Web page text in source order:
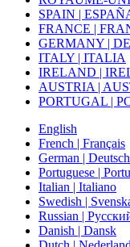
SPAIN |
FRANCE |
GERMANY |
ITALY | ITALIA
IRELAND |
AUSTRIA |
PORTUGAL |
English
French | Français
German | Deutsch
Portuguese |
Italian | Italiano
Swedish |
Russian |
Danish | Dansk